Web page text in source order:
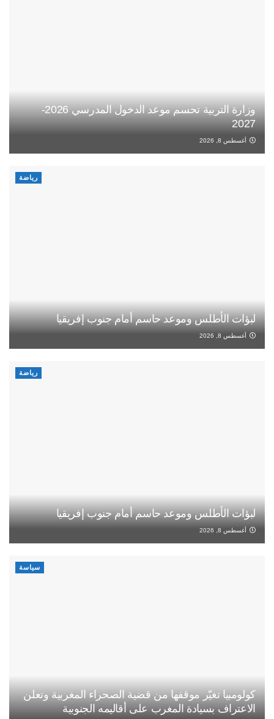
وزارة التربية تحسم موعد الدخول المدرسي 2026-
2027
أغسطس 8, 2026
رياضة
لبؤات الأطلس وموعد حاسم أمام جنوب إفريقيا
أغسطس 8, 2026
رياضة
لبؤات الأطلس وموعد حاسم أمام جنوب إفريقيا
أغسطس 8, 2026
سياسة
كولومبيا تغيّر موقفها من قضية الصحراء المغربية وتعلن
الاعتراف بسيادة المغرب على أقاليمه الجنوبية